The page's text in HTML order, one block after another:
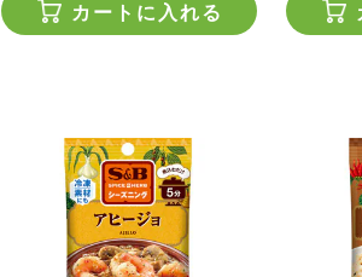
カートに入れる